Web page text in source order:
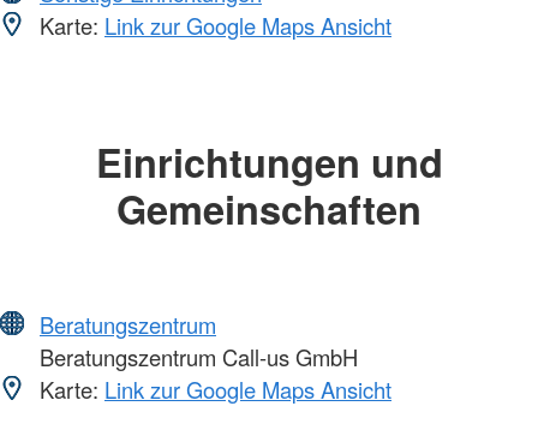
Karte: Link zur Google Maps Ansicht
Einrichtungen und
Gemeinschaften
Beratungszentrum
Beratungszentrum Call-us GmbH
Karte: Link zur Google Maps Ansicht